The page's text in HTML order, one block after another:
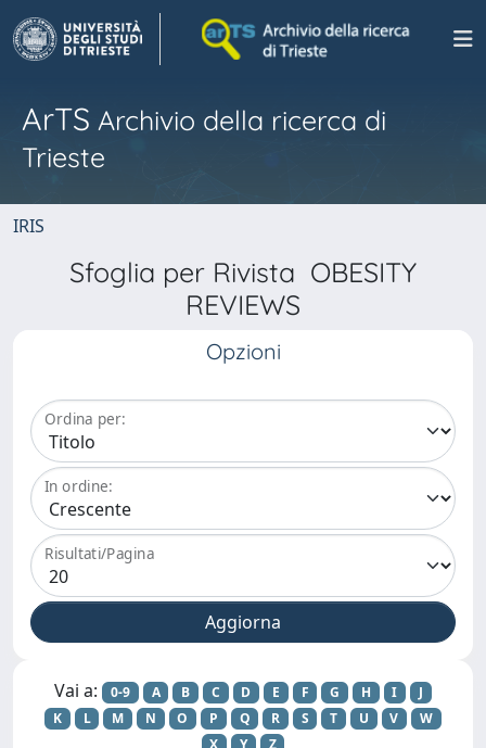
ArTS Archivio della ricerca di
Trieste
IRIS
Sfoglia per Rivista OBESITY
REVIEWS
Opzioni
Ordina per:
In ordine:
Risultati/Pagina
Vai a: 0-9 A B C D E F G H I
J
K
L M N O P Q R S T U V
W